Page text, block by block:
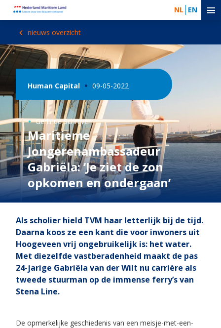
NL EN
nieuws overzicht
Human Capital 09-05-2022
Gerlinde Schrijver
Maritieme
Jongerenambassadeur
Gabriëla: ‘Je ziet de zon
opkomen en ondergaan’
Als scholier hield TVM haar letterlijk bij de tijd.
Daarna koos ze een kant die voor inwoners uit
Hoogeveen vrij ongebruikelijk is: het water.
Met diezelfde vastberadenheid maakt de pas
24-jarige Gabriëla van der Wilt nu carrière als
tweede stuurman op de immense ferry’s van
Stena Line.
De opmerkelijke geschiedenis van een meisje-met-een-